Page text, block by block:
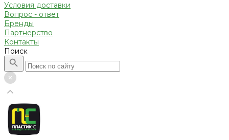
Условия доставки
Вопрос - ответ
Бренды
Партнерство
Контакты
Поиск